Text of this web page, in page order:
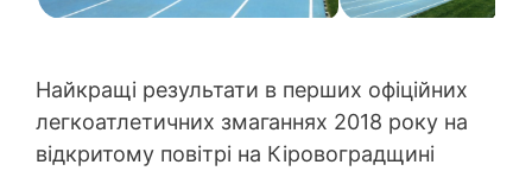
Найкращі результати в перших офіційних
легкоатлетичних змаганнях 2018 року на
відкритому повітрі на Кіровоградщині